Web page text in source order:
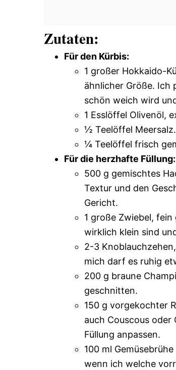
Zutaten:
Für den Kürbis:
1 großer Hokkaido-
ähnlicher Größe. Ich
schön weich wird
1 Esslöffel Olivenöl,
½ Teelöffel Meersalz.
¼ Teelöffel frisch
Für die herzhafte Füllung:
500 g gemischtes
Textur und den
Gericht.
1 große Zwiebel,
wirklich klein sind
2-3
mich darf es ruhig
200 g braune
geschnitten.
150 g vorgekochter
auch Couscous oder
Füllung anpassen.
100 ml
wenn ich welche